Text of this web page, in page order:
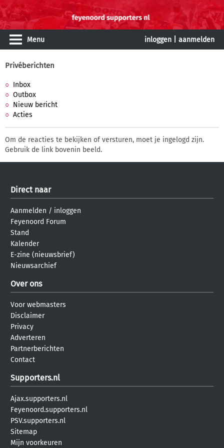
Menu inloggen aanmelden
Privéberichten
Inbox
Outbox
Nieuw bericht
Acties
Om de reacties te bekijken of versturen, moet je ingelogd zijn.
Gebruik de link bovenin beeld.
Direct naar
Aanmelden / inloggen
Feyenoord Forum
Stand
Kalender
E-zine (nieuwsbrief)
Nieuwsarchief
Over ons
Voor webmasters
Disclaimer
Privacy
Adverteren
Partnerberichten
Contact
Supporters.nl
Ajax.supporters.nl
Feyenoord.supporters.nl
PSV.supporters.nl
Sitemap
Mijn voorkeuren